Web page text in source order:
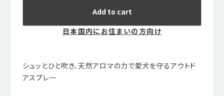
Add to cart
日本国内にお住まいの方向け
シュッとひと吹き、天然アロマの力で愛犬を守るアウトド
アスプレー